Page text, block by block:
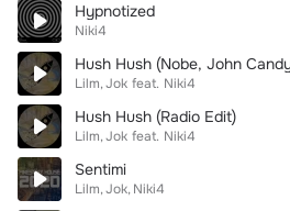
Hypnotized
Niki4
Hush Hush (Nobe, John
Lilm Jok feat. Niki4
Hush Hush (Radio Edit)
Lilm Jok feat. Niki4
Sentimi
Lilm Jok Niki4